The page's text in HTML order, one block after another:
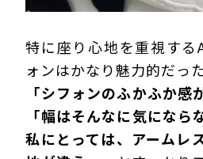
特に座り心地を重視する
ォンはかなり魅力的だっ
「シフォンのふかふか感
「幅はそんなに気にな
私にとっては、アームレ